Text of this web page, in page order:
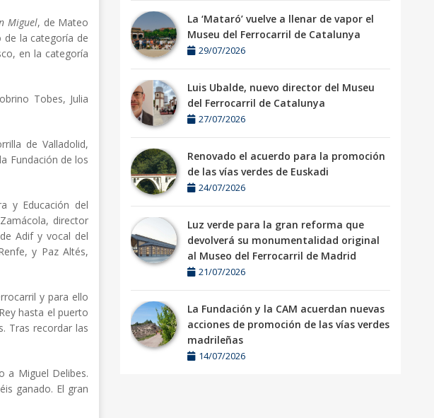
Miguel, de Mateo
la categoría de
en la categoría
Tobes, Julia
de Valladolid,
Fundación de los
y Educación del
director
Adif y vocal del
y Paz Altés,
y para ello
hasta el puerto
Tras recordar las
a Miguel Delibes.
ganado. El gran
La ‘Mataró’ vuelve a llenar de vapor el
Museu del Ferrocarril de Catalunya
29/07/2026
Luis Ubalde, nuevo director del Museu
del Ferrocarril de Catalunya
27/07/2026
Renovado el acuerdo para la promoción
de las vías verdes de Euskadi
24/07/2026
Luz verde para la gran reforma que
devolverá su monumentalidad original
al Museo del Ferrocarril de Madrid
21/07/2026
La Fundación y la CAM acuerdan nuevas
acciones de promoción de las vías verdes
madrileñas
14/07/2026